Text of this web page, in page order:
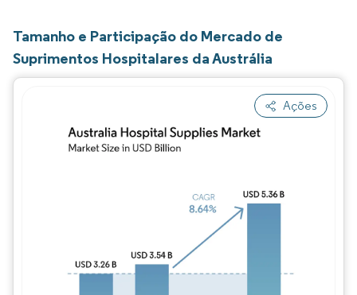
Tamanho e Participação do Mercado de
Suprimentos Hospitalares da Austrália
Ações